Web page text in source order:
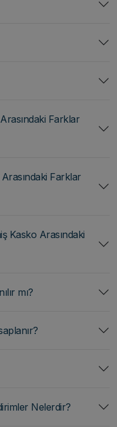
Farklar
Farklar
Kasko Arasındaki
mı?
Nelerdir?